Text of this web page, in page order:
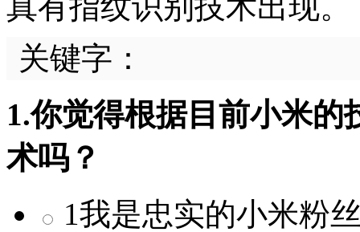
关键字：
1.你觉得根据目前小米
术吗？
1我是忠实的小米粉